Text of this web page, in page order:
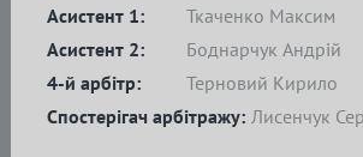
Асистент 1:
Ткаченко Максим
Асистент 2:
Боднарчук Андрій
4-й арбітр:
Терновий Кирило
Спостерігач арбітражу: Лисенчук